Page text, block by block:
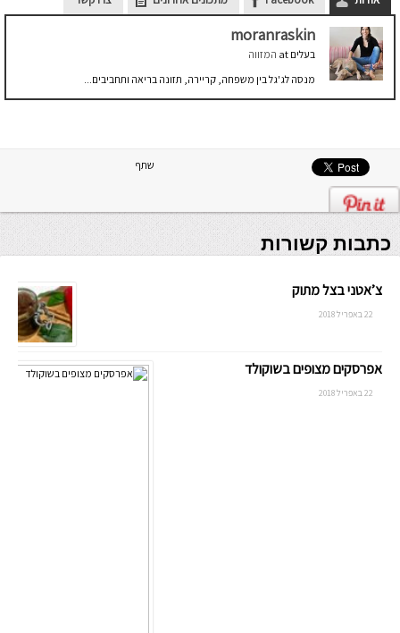
moranraskin
בעלים
המזווה
מנסה לג'גל בין משפחה, קריירה, תזונה בריאה ותחביבים...
שתף
כתבות קשורות
צ’אטני בצל מתוק
22 באפריל 2018
אפרסקים מצופים בשוקולד
22 באפריל 2018